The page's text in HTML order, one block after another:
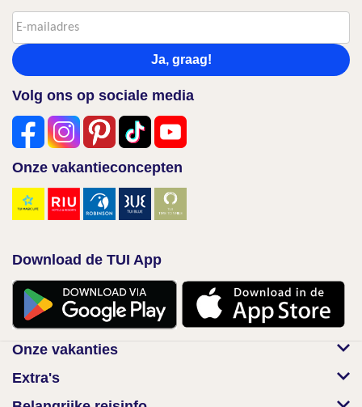
Ja, graag!
Volg ons op sociale media
Onze vakantieconcepten
Download de TUI App
Onze vakanties
Extra's